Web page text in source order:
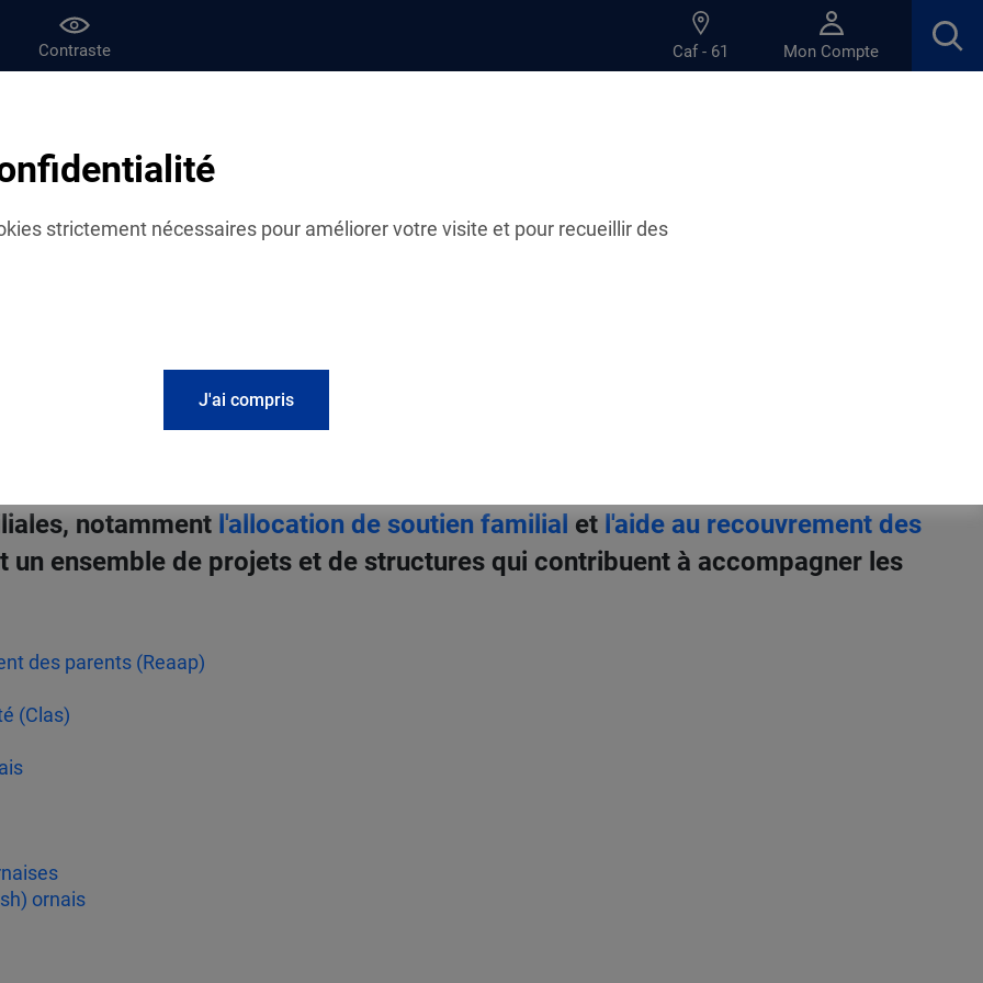
strictement nécessaires pour améliorer votre visite et pour recueillir des
J'ai compris
Contraste Caf - 61 Mon Compte
à la parentalité
notamment l'allocation de soutien familial et l'aide au recouvrement des
un ensemble de projets et de structures qui contribuent à accompagner les
des parents (Reaap)
(Clas)
ornais